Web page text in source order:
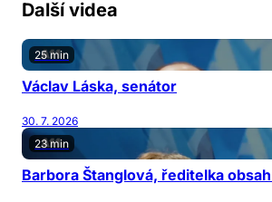
Další videa
25 min
Václav Láska, senátor
30. 7. 2026
23 min
Barbora Štanglová, ředitelka